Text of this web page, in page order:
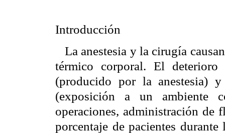
Introducción
La anestesia y la cirugía
térmico corporal. El
(producido por la anestesia)
(exposición a un ambiente
operaciones, administración de
porcentaje de pacientes